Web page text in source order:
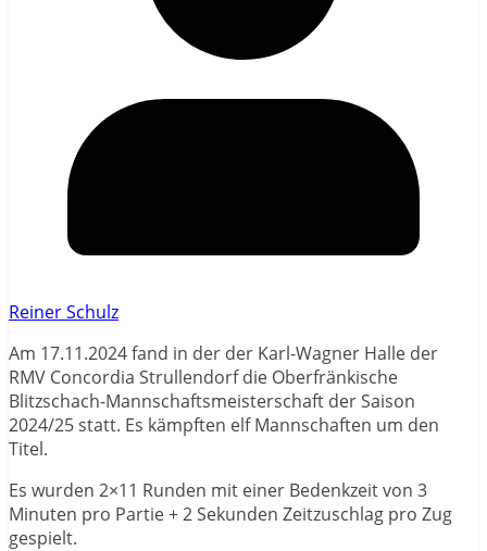
Reiner Schulz
Am 17.11.2024 fand in der der Karl-Wagner Halle der
RMV Concordia Strullendorf die Oberfränkische
Blitzschach-Mannschaftsmeisterschaft der Saison
2024/25 statt. Es kämpften elf Mannschaften um den
Titel.
Es wurden 2×11 Runden mit einer Bedenkzeit von 3
Minuten pro Partie + 2 Sekunden Zeitzuschlag pro Zug
gespielt.